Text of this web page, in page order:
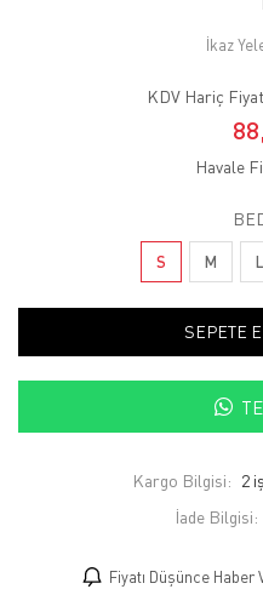
İkaz
KDV Hariç
Havale
S M L
SEPETE
Kargo Bilgisi: 2
İade Bilgisi:
Fiyatı Düşünce Haber